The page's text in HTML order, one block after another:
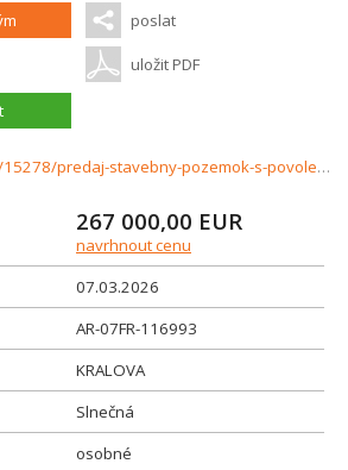
poslat
uložit PDF
https://xemar.sk/reality/15278/predaj-stavebny-pozemok-s-povolenim-a-projektom-sarvaska
267 000,00 EUR
navrhnout cenu
07.03.2026
AR-07FR-116993
KRALOVA
Slnečná
osobné